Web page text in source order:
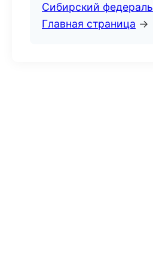
Сибирский
Главная страница →